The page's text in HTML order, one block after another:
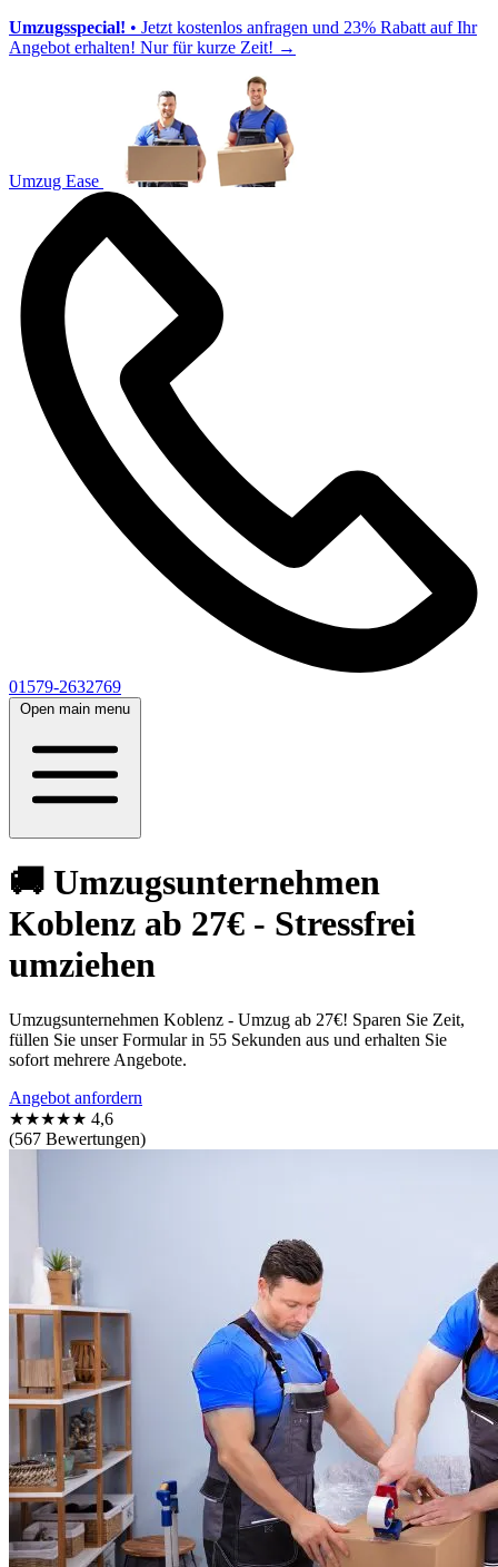
Umzugsspecial! • Jetzt kostenlos anfragen und 23% Rabatt auf Ihr
Angebot erhalten! Nur für kurze Zeit! →
Umzug Ease
01579-2632769
Open main menu
🚚 Umzugsunternehmen
Koblenz ab 27€ - Stressfrei
umziehen
Umzugsunternehmen Koblenz - Umzug ab 27€! Sparen Sie Zeit,
füllen Sie unser Formular in 55 Sekunden aus und erhalten Sie
sofort mehrere Angebote.
Angebot anfordern
★★★★★ 4,6
(567 Bewertungen)